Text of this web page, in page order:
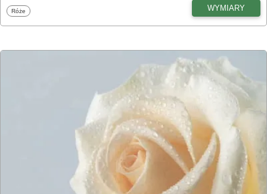
Fototapety
Róże WYMIARY